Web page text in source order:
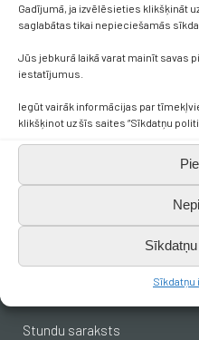
Gadījumā, ja izvēlēsieties klikšķināt
saglabātas tikai nepieciešamās
Jūs jebkurā laikā varat mainīt savas
iestatījumus.
Iegūt vairāk informācijas par
klikšķinot uz šīs saites “Sīkdatņu
Sīkdatņu
Kontakti
+371 638 656 05
Svarīgākais skolēniem
Stundu saraksts